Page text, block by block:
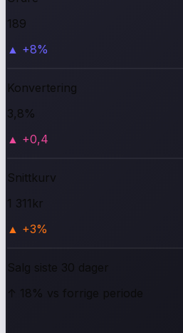
189
▲ +8%
Konvertering
3,8%
▲ +0,4
Snittkurv
1 311 kr
▲ +3%
Salg siste 30 dager
↑ 18% vs forrige periode